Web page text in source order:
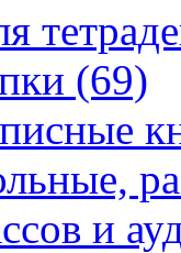
(69)
и